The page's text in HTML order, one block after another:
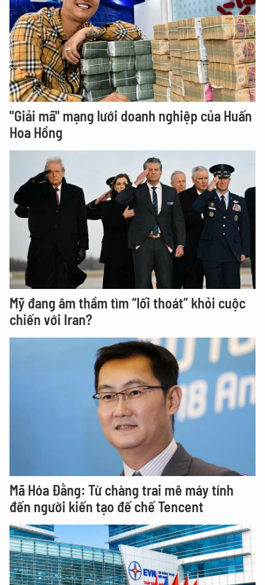
"Giải mã" mạng lưới doanh nghiệp của Huấn
Hoa Hồng
Mỹ đang âm thầm tìm “lối thoát” khỏi cuộc
chiến với Iran?
Mã Hóa Đằng: Từ chàng trai mê máy tính
đến người kiến tạo đế chế Tencent